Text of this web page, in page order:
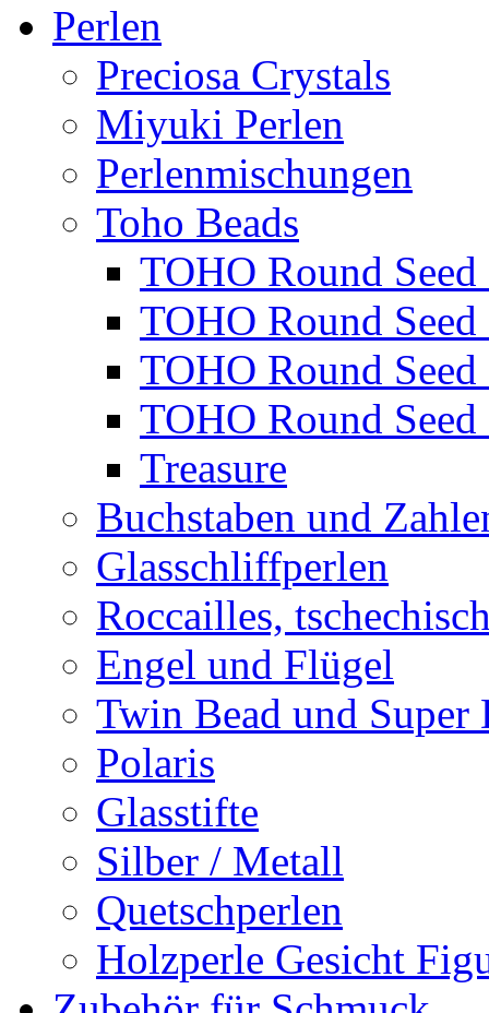
Perlen
Preciosa Crystals
Miyuki Perlen
Perlenmischungen
Toho Beads
TOHO Round Seed
TOHO Round Seed
TOHO Round Seed
TOHO Round Seed
Treasure
Buchstaben und
Glasschliffperlen
Roccailles,
Engel und Flügel
Twin Bead und Super
Polaris
Glasstifte
Silber / Metall
Quetschperlen
Holzperle Gesicht